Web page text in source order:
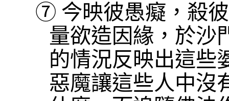
⑦ 今映彼愚癡，殺
量欲造因緣，於沙
的情況反映出這些
惡魔讓這些人中沒